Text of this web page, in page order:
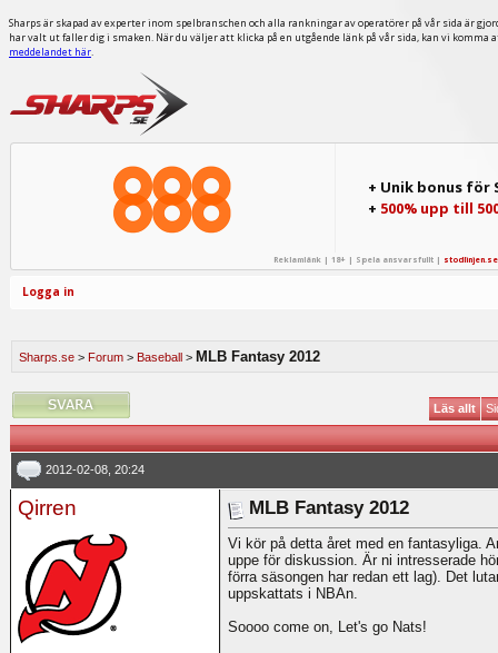
Sharps är skapad av experter inom spelbranschen och alla rankningar av operatörer på vår sida är
har valt ut faller dig i smaken. När du väljer att klicka på en utgående länk på vår sida, kan vi
meddelandet här.
+ Unik bonus för
+ 500% upp till
Reklamlänk | 18+ | Spela ansvarsfullt | stodlinjen.se
Logga in
Sharps.se > Forum > Baseball > MLB Fantasy 2012
Läs allt
2012-02-08, 20:24
Qirren MLB Fantasy 2012
Vi kör på detta året med en fantasyliga.
uppe för diskussion. Är ni intresserade
förra säsongen har redan ett lag). Det
uppskattats i NBAn.
Soooo come on, Let's go Nats!